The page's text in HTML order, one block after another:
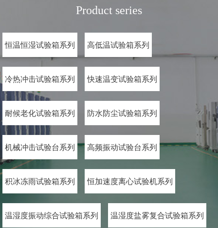
Product series
恒温恒湿试验箱系列 高低温试验箱系列
冷热冲击试验箱系列 快速温变试验箱系列
耐候老化试验箱系列 防水防尘试验箱系列
机械冲击试验台系列 高频振动试验台系列
积冰冻雨试验箱系列 恒加速度离心试验机系列
温湿度振动综合试验箱系列 温湿度盐雾复合试验箱系列